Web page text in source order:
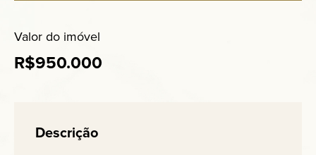
Valor do imóvel
R$950.000
Descrição